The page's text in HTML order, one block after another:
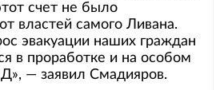
счет не было
властей самого Ливана.
эвакуации наших граждан
в проработке и на особом
— заявил Смадияров.